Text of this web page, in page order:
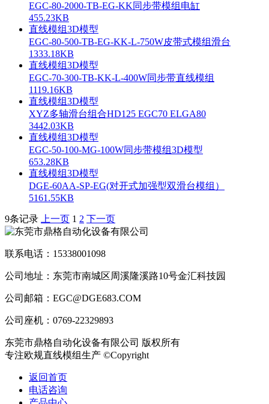
EGC-80-2000-TB-EG-KK同步带模组电缸
455.23KB
直线模组3D模型
EGC-80-500-TB-EG-KK-L-750W皮带式模组滑台
1333.18KB
直线模组3D模型
EGC-70-300-TB-KK-L-400W同步带直线模组
1119.16KB
直线模组3D模型
XYZ多轴滑台组合HD125 EGC70 ELGA80
3442.03KB
直线模组3D模型
EGC-50-100-MG-100W同步带模组3D模型
653.28KB
直线模组3D模型
DGE-60AA-SP-EG(对开式加强型双滑台模组）
5161.55KB
9条记录 上一页 1 2 下一页
联系电话：15338001098
公司地址：东莞市南城区周溪隆溪路10号金汇科技园
公司邮箱：EGC@DGE683.COM
公司座机：0769-22329893
东莞市鼎格自动化设备有限公司 版权所有
专注欧规直线模组生产 ©Copyright
返回首页
电话咨询